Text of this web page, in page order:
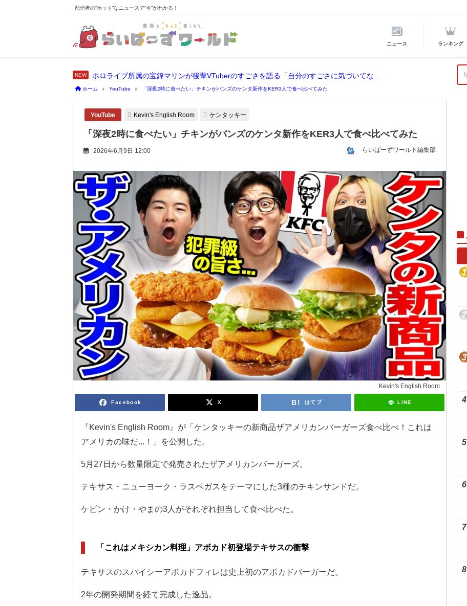
配信者の“ホット”なニュースで“今”がわかる！
ニュース ランキング
ホーム YouTube 「深夜2時に食べたい」チキンがバンズのケンタ新作をKER3人で食べ比べてみた
YouTube Kevin's English Room ケンタッキー
「深夜2時に食べたい」チキンがバンズのケンタ新作をKER3人で食べ比べてみた
2026年6月9日 12:00 らいばーずワールド編集部
Kevin's English Room
Facebook X はてブ LINE
『Kevin's English Room』が「ケンタッキーの新商品ザアメリカンバーガーズ食べ比べ！これは
アメリカの味だ...！」を公開した。
5月27日から数量限定で発売されたザアメリカンバーガーズ。
テキサス・ニューヨーク・ラスベガスをテーマにした3種のチキンサンドだ。
ケビン・かけ・やまの3人がそれぞれ担当して食べ比べた。
「これはメキシカン料理」アボカド初登場テキサスの衝撃
テキサスのスパイシーアボカドフィレは史上初のアボカドバーガーだ。
2年の開発期間を経て完成した逸品。
1
2
3
4
5
6
7
8